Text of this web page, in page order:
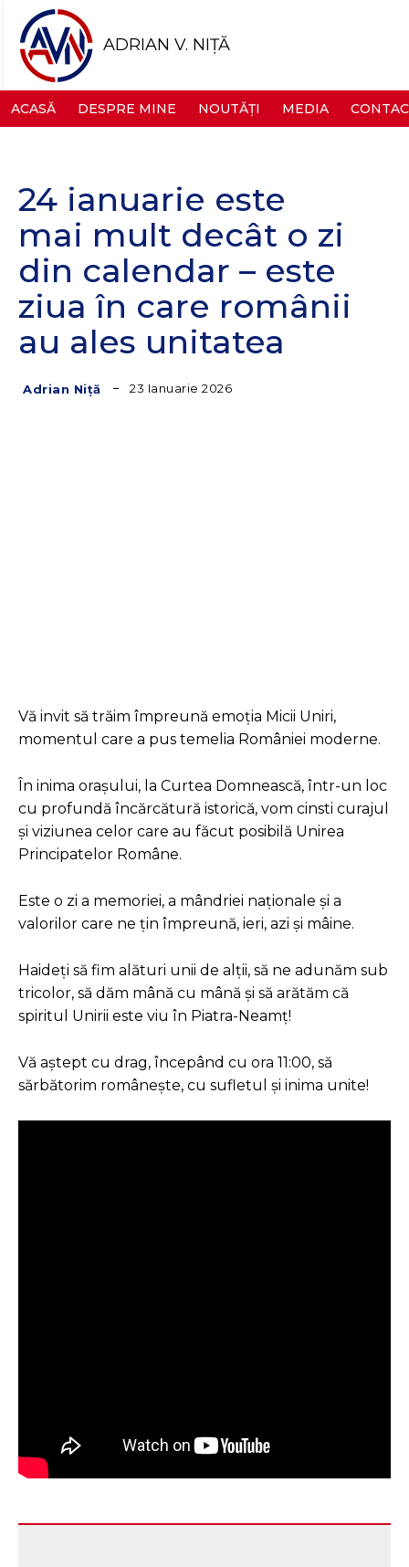
ADRIAN V. NIȚĂ
ACASĂ DESPRE MINE NOUTĂȚI MEDIA
24 ianuarie este
mai mult decât o zi
din calendar – este
ziua în care românii
au ales unitatea
Adrian Niță 23 Ianuarie 2026
Vă invit să trăim împreună emoția Micii Uniri,
momentul care a pus temelia României moderne.
În inima orașului, la Curtea Domnească, într-un loc
cu profundă încărcătură istorică, vom cinsti curajul
și viziunea celor care au făcut posibilă Unirea
Principatelor Române.
Este o zi a memoriei, a mândriei naționale și a
valorilor care ne țin împreună, ieri, azi și mâine.
Haideți să fim alături unii de alții, să ne adunăm sub
tricolor, să dăm mână cu mână și să arătăm că
spiritul Unirii este viu în Piatra-Neamț!
Vă aștept cu drag, începând cu ora 11:00, să
sărbătorim românește, cu sufletul și inima unite!